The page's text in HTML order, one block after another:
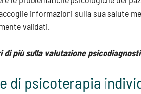
informazioni sulla sua salute
validati.
di più sulla valutazione
di psicoterapia